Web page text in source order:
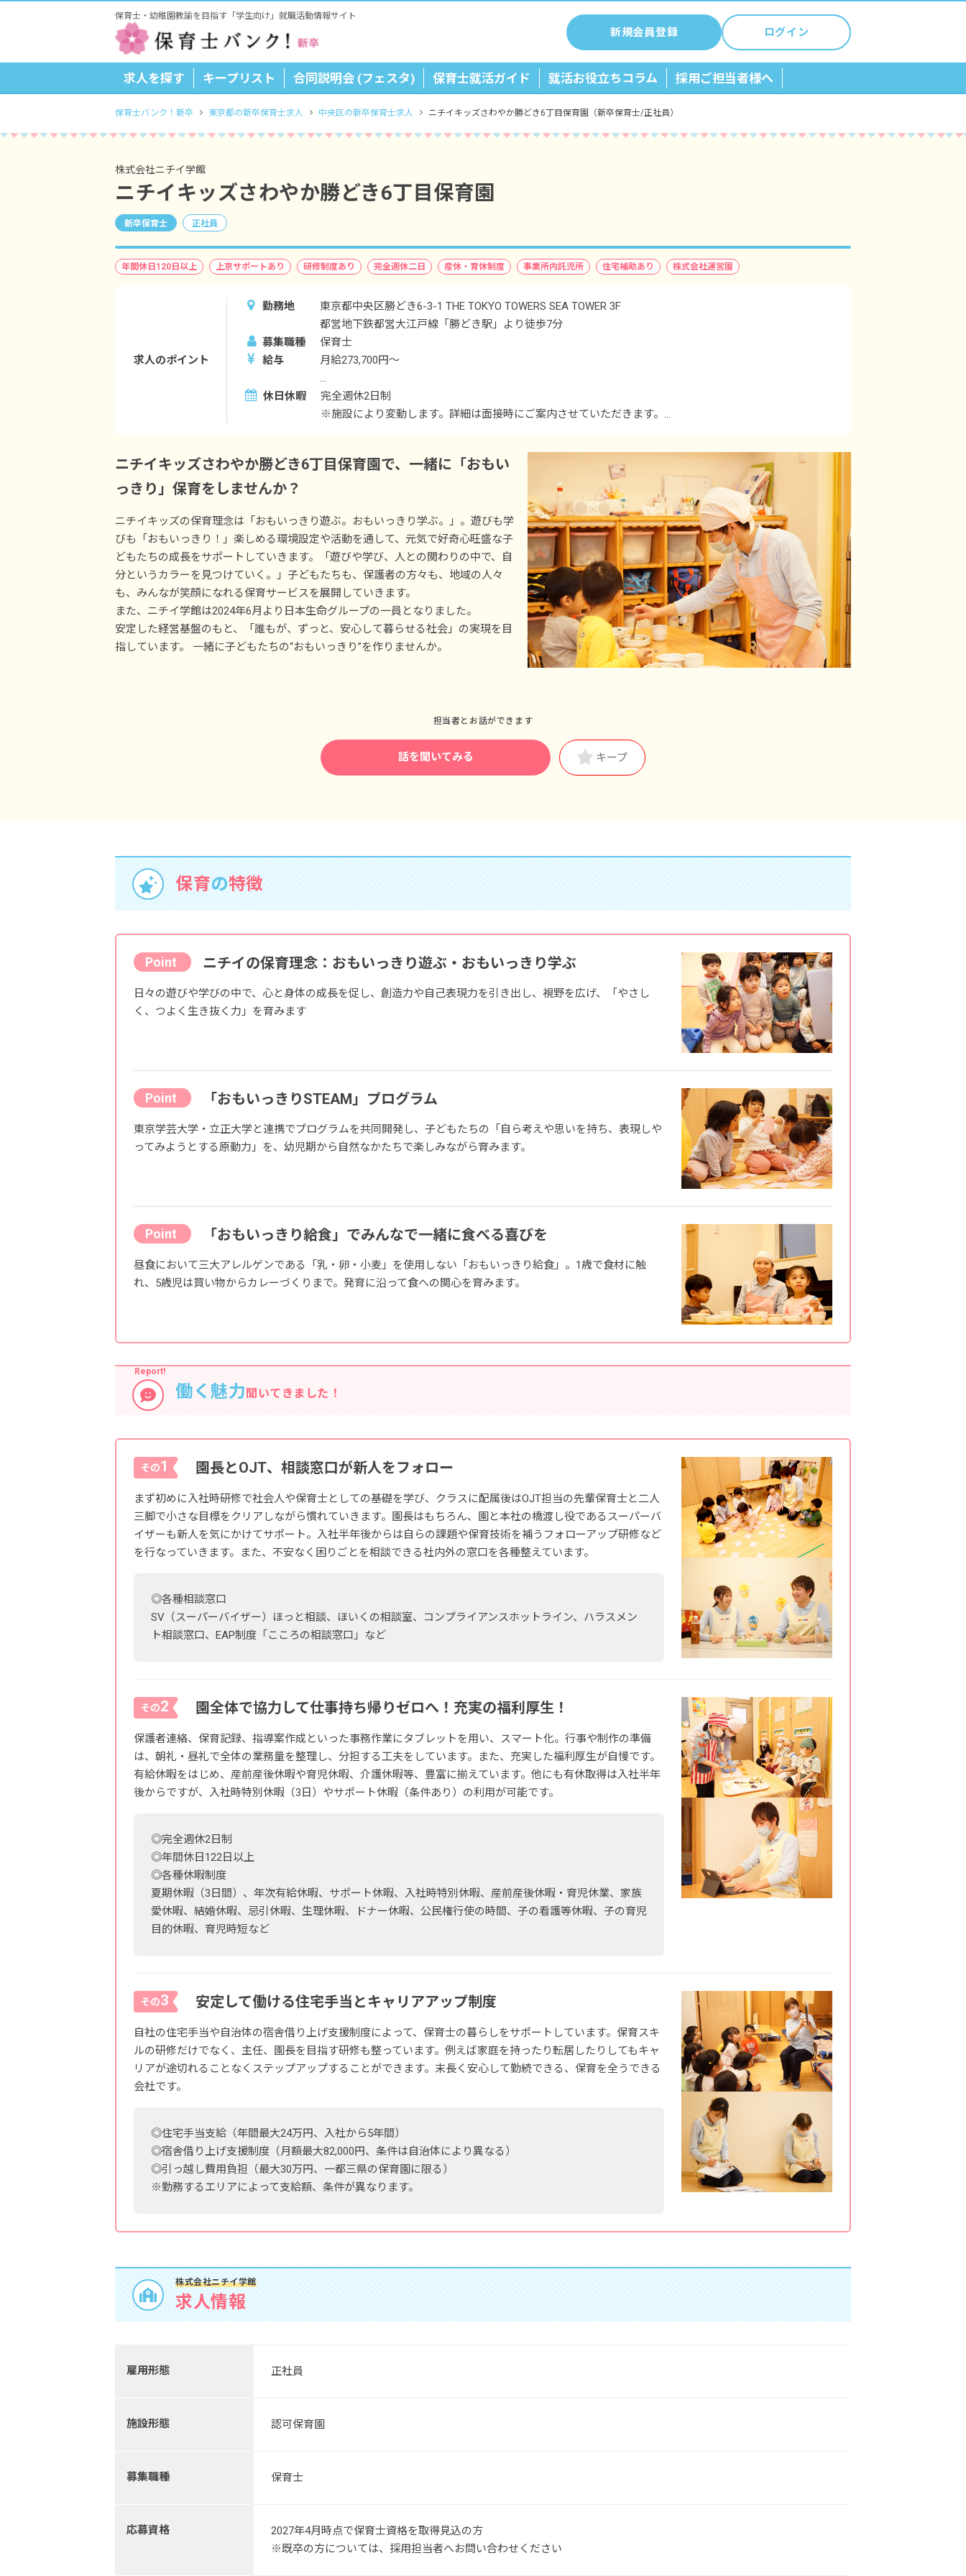
保育士・幼稚園教諭を目指す「学生向け」就職活動情報サイト
新規会員登録 ログイン
求人を探す キープリスト 合同説明会 (フェスタ) 保育士就活ガイド 就活お役立ちコラム 採用ご担当者様へ
保育士バンク！新卒 東京都の新卒保育士求人 中央区の新卒保育士求人 ニチイキッズさわやか勝どき6丁目保育園（新卒保育士/正社員）
株式会社ニチイ学館
ニチイキッズさわやか勝どき6丁目保育園
新卒保育士 正社員
年間休日120日以上 上京サポートあり 研修制度あり 完全週休二日 産休・育休制度 事業所内託児所 住宅補助あり 株式会社運営園
求人のポイント
勤務地
東京都中央区勝どき6-3-1 THE TOKYO TOWERS SEA TOWER 3F
都営地下鉄都営大江戸線「勝どき駅」より徒歩7分
募集職種
保育士
給与
月給273,700円～
＜別途支給手当＞
■交通費支給 月上限50,000円
■時間外手当
■賞与年3回（6月／12月／3月）2024年実績：全国平均 1,095,625円
※3月分は、処遇改善加算一時金支給です
※経験・能力・会社業績によります
※評価期間中に基準に満たす勤務実績がない等の事情がある場合は支給額が0円になります
※試用期間3カ月／同条件
休日休暇
完全週休2日制
※施設により変動します。詳細は面接時にご案内させていただきます。
■結婚休暇
■産前産後休暇
■育児休暇
■入社時特別休暇（3日）
■サポート休暇（条件あり）
■子の看護休暇
■介護休暇
■学校行事休暇
■家族愛休暇
ニチイキッズさわやか勝どき6丁目保育園で、一緒に「おもい
っきり」保育をしませんか？
ニチイキッズの保育理念は「おもいっきり遊ぶ。おもいっきり学ぶ。」。遊びも学
びも「おもいっきり！」楽しめる環境設定や活動を通して、元気で好奇心旺盛な子
どもたちの成長をサポートしていきます。「遊びや学び、人との関わりの中で、自
分というカラーを見つけていく。」子どもたちも、保護者の方々も、地域の人々
も、みんなが笑顔になれる保育サービスを展開していきます。
また、ニチイ学館は2024年6月より日本生命グループの一員となりました。
安定した経営基盤のもと、「誰もが、ずっと、安心して暮らせる社会」の実現を目
指しています。 一緒に子どもたちの“おもいっきり”を作りませんか。
担当者とお話ができます
話を聞いてみる キープ
保育の特徴
ニチイの保育理念：おもいっきり遊ぶ・おもいっきり学ぶ
日々の遊びや学びの中で、心と身体の成長を促し、創造力や自己表現力を引き出し、視野を広げ、「やさし
く、つよく生き抜く力」を育みます
「おもいっきりSTEAM」プログラム
東京学芸大学・立正大学と連携でプログラムを共同開発し、子どもたちの「自ら考えや思いを持ち、表現しや
ってみようとする原動力」を、幼児期から自然なかたちで楽しみながら育みます。
「おもいっきり給食」でみんなで一緒に食べる喜びを
昼食において三大アレルゲンである「乳・卵・小麦」を使用しない「おもいっきり給食」。1歳で食材に触
れ、5歳児は買い物からカレーづくりまで。発育に沿って食への関心を育みます。
働く魅力 聞いてきました！
その1 園長とOJT、相談窓口が新人をフォロー
まず初めに入社時研修で社会人や保育士としての基礎を学び、クラスに配属後はOJT担当の先輩保育士と二人
三脚で小さな目標をクリアしながら慣れていきます。園長はもちろん、園と本社の橋渡し役であるスーパーバ
イザーも新人を気にかけてサポート。入社半年後からは自らの課題や保育技術を補うフォローアップ研修など
を行なっていきます。また、不安なく困りごとを相談できる社内外の窓口を各種整えています。
◎各種相談窓口
SV（スーパーバイザー）ほっと相談、ほいくの相談室、コンプライアンスホットライン、ハラスメン
ト相談窓口、EAP制度「こころの相談窓口」など
その2 園全体で協力して仕事持ち帰りゼロへ！充実の福利厚生！
保護者連絡、保育記録、指導案作成といった事務作業にタブレットを用い、スマート化。行事や制作の準備
は、朝礼・昼礼で全体の業務量を整理し、分担する工夫をしています。また、充実した福利厚生が自慢です。
有給休暇をはじめ、産前産後休暇や育児休暇、介護休暇等、豊富に揃えています。他にも有休取得は入社半年
後からですが、入社時特別休暇（3日）やサポート休暇（条件あり）の利用が可能です。
◎完全週休2日制
◎年間休日122日以上
◎各種休暇制度
夏期休暇（3日間）、年次有給休暇、サポート休暇、入社時特別休暇、産前産後休暇・育児休業、家族
愛休暇、結婚休暇、忌引休暇、生理休暇、ドナー休暇、公民権行使の時間、子の看護等休暇、子の育児
目的休暇、育児時短など
その3 安定して働ける住宅手当とキャリアアップ制度
自社の住宅手当や自治体の宿舎借り上げ支援制度によって、保育士の暮らしをサポートしています。保育スキ
ルの研修だけでなく、主任、園長を目指す研修も整っています。例えば家庭を持ったり転居したりしてもキャ
リアが途切れることなくステップアップすることができます。末長く安心して勤続できる、保育を全うできる
会社です。
◎住宅手当支給（年間最大24万円、入社から5年間）
◎宿舎借り上げ支援制度（月額最大82,000円、条件は自治体により異なる）
◎引っ越し費用負担（最大30万円、一都三県の保育園に限る）
※勤務するエリアによって支給額、条件が異なります。
株式会社ニチイ学館
求人情報
雇用形態 正社員
施設形態 認可保育園
募集職種 保育士
応募資格
2027年4月時点で保育士資格を取得見込の方
※既卒の方については、採用担当者へお問い合わせください